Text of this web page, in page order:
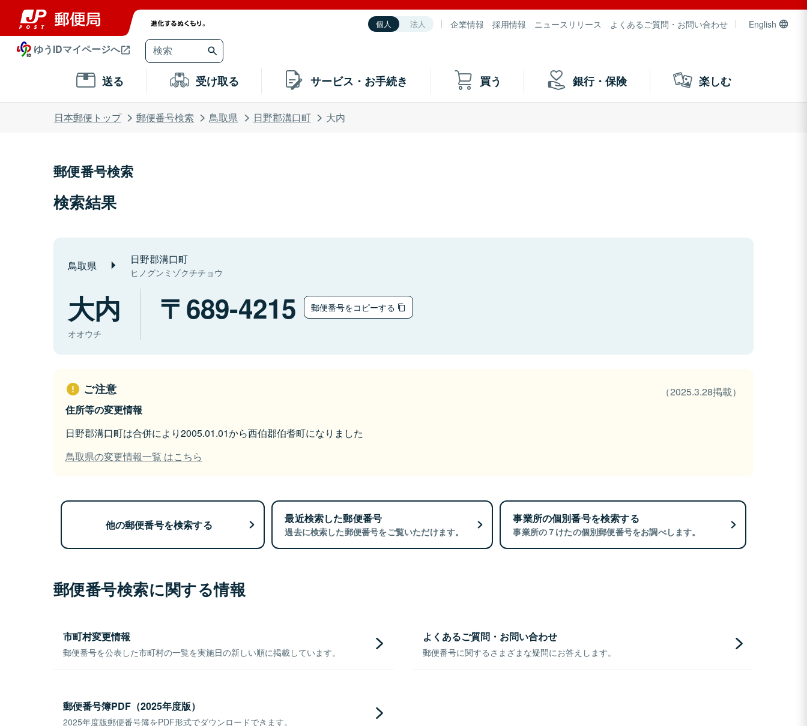
個人 法人 企業情報 採用情報 ニュースリリース よくあるご質問・お問い合わせ English
ゆうIDマイページへ
送る 受け取る サービス・お手続き 買う 銀行・保険 楽しむ
日本郵便トップ 郵便番号検索 鳥取県 日野郡溝口町 大内
郵便番号検索
検索結果
鳥取県 日野郡溝口町
ヒノグンミゾクチチョウ
大内
オオウチ
689-4215 郵便番号をコピーする
ご注意
（2025.3.28掲載）
住所等の変更情報
日野郡溝口町は合併により2005.01.01から西伯郡伯耆町になりました
鳥取県の変更情報一覧 はこちら
他の郵便番号を検索する 最近検索した郵便番号
過去に検索した郵便番号をご覧いただけます。
事業所の個別番号を検索する
事業所の７けたの個別郵便番号をお調べします。
郵便番号検索に関する情報
市町村変更情報
郵便番号を公表した市町村の一覧を実施日の新しい順に掲載しています。
よくあるご質問・お問い合わせ
郵便番号に関するさまざまな疑問にお答えします。
郵便番号簿PDF（2025年度版）
2025年度版郵便番号簿をPDF形式でダウンロードできます。